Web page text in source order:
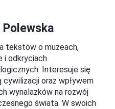
Polewska
tekstów o muzeach,
i odkryciach
Interesuje się
cywilizacji oraz wpływem
wynalazków na rozwój
świata. W swoich